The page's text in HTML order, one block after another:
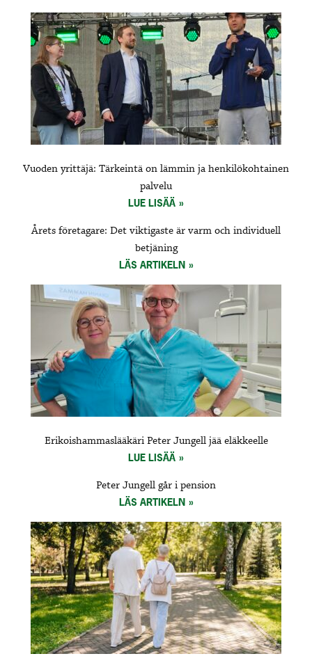
Vuoden yrittäjä: Tärkeintä on lämmin ja henkilökohtainen
palvelu
LUE LISÄÄ
Årets företagare: Det viktigaste är varm och individuell
betjäning
LÄS ARTIKELN
Erikoishammaslääkäri Peter Jungell jää eläkkeelle
LUE LISÄÄ
Peter Jungell går i pension
LÄS ARTIKELN